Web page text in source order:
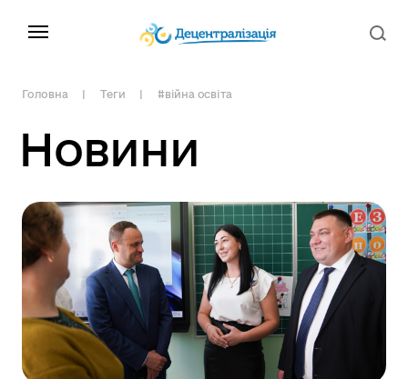
Головна Теги #війна освіта
Новини